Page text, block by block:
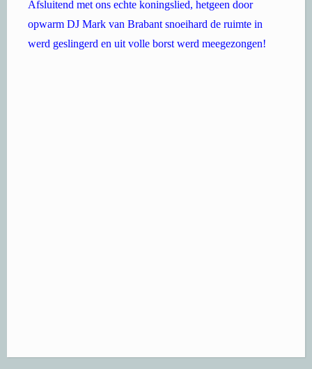
Afsluitend met ons echte koningslied, hetgeen door
opwarm DJ Mark van Brabant snoeihard de ruimte in
werd geslingerd en uit volle borst werd meegezongen!